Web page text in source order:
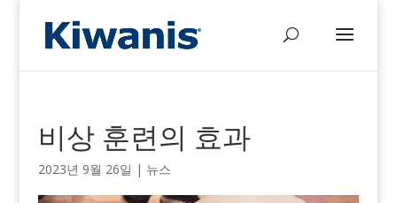
비상 훈련의 효과
2023년 9월 26일 | 뉴스